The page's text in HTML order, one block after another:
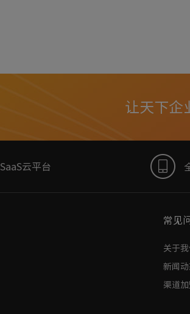
让天下企
SaaS云平台
常见
关于
新闻
渠道